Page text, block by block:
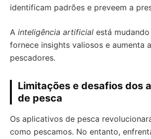
identificam padrões e preveem a
A inteligência artificial está
fornece insights valiosos e aumenta
pescadores.
Limitações e desafios dos
de pesca
Os aplicativos de pesca
como pescamos. No entanto,